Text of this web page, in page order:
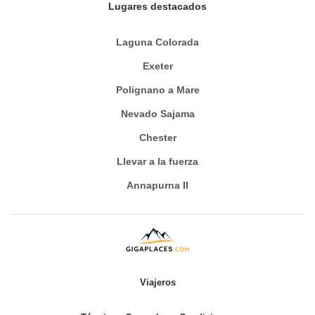
Lugares destacados
Laguna Colorada
Exeter
Polignano a Mare
Nevado Sajama
Chester
Llevar a la fuerza
Annapurna II
Viajeros